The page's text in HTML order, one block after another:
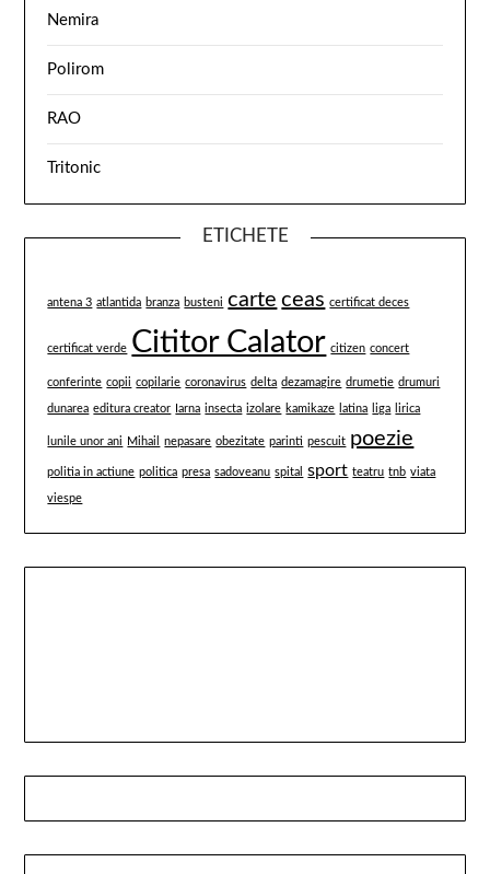
Nemira
Polirom
RAO
Tritonic
ETICHETE
antena 3 atlantida branza busteni carte ceas certificat deces
certificat verde Cititor Calator citizen concert
conferinte copii copilarie coronavirus delta dezamagire drumetie drumuri
dunarea editura creator Iarna insecta izolare kamikaze latina liga lirica
lunile unor ani Mihail nepasare obezitate parinti pescuit poezie
politia in actiune politica presa sadoveanu spital sport teatru tnb viata
viespe